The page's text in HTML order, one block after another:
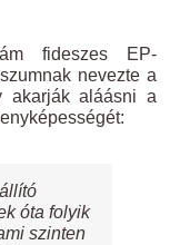
fideszes EP-
nevezte a
akarják aláásni a
óta folyik
szinten